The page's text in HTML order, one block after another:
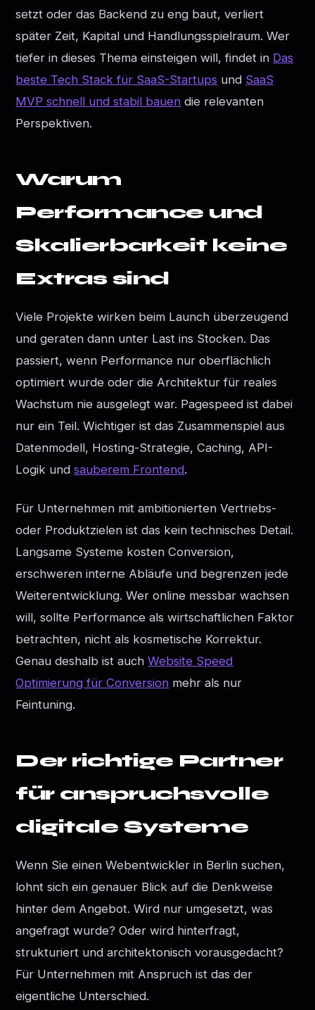
setzt oder das Backend zu eng baut, verliert
später Zeit, Kapital und Handlungsspielraum. Wer
tiefer in dieses Thema einsteigen will, findet in Das
beste Tech Stack für SaaS-Startups und SaaS
MVP schnell und stabil bauen die relevanten
Perspektiven.
Warum
Performance und
Skalierbarkeit keine
Extras sind
Viele Projekte wirken beim Launch überzeugend
und geraten dann unter Last ins Stocken. Das
passiert, wenn Performance nur oberflächlich
optimiert wurde oder die Architektur für reales
Wachstum nie ausgelegt war. Pagespeed ist dabei
nur ein Teil. Wichtiger ist das Zusammenspiel aus
Datenmodell, Hosting-Strategie, Caching, API-
Logik undsauberem Frontend.
Für Unternehmen mit ambitionierten Vertriebs-
oder Produktzielen ist das kein technisches Detail.
Langsame Systeme kosten Conversion,
erschweren interne Abläufe und begrenzen jede
Weiterentwicklung. Wer online messbar wachsen
will, sollte Performance als wirtschaftlichen Faktor
betrachten, nicht als kosmetische Korrektur.
Genau deshalb ist auchWebsite Speed
Optimierung für Conversion mehr als nur
Feintuning.
Der richtige Partner
für anspruchsvolle
digitale Systeme
Wenn Sie einen Webentwickler in Berlin suchen,
lohnt sich ein genauer Blick auf die Denkweise
hinter dem Angebot. Wird nur umgesetzt, was
angefragt wurde? Oder wird hinterfragt,
strukturiert und architektonisch vorausgedacht?
Für Unternehmen mit Anspruch ist das der
eigentliche Unterschied.